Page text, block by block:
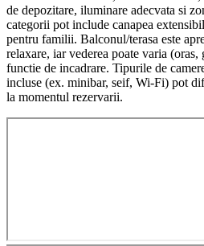
de depozitare, iluminare adecvata si
categorii pot include canapea
pentru familii. Balconul/terasa este
relaxare, iar vederea poate varia
functie de incadrare. Tipurile de
incluse (ex. minibar, seif, Wi-Fi) pot
la momentul rezervarii.